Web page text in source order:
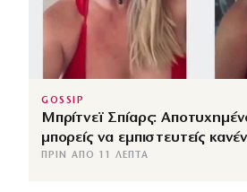
GOSSIP
Μπρίτνεϊ Σπίαρς:
μπορείς να εμπιστευτείς
ΠΡΙΝ ΑΠΌ 11 ΛΕΠΤΆ